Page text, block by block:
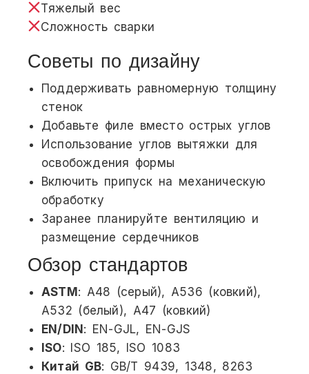
Тяжелый вес
Сложность сварки
Советы по дизайну
Поддерживать равномерную толщину
стенок
Добавьте филе вместо острых углов
Использование углов вытяжки для
освобождения формы
Включить припуск на механическую
обработку
Заранее планируйте вентиляцию и
размещение сердечников
Обзор стандартов
ASTM: A48 (серый), A536 (ковкий),
A532 (белый), A47 (ковкий)
EN/DIN: EN-GJL, EN-GJS
ISO: ISO 185, ISO 1083
Китай GB: GB/T 9439, 1348, 8263